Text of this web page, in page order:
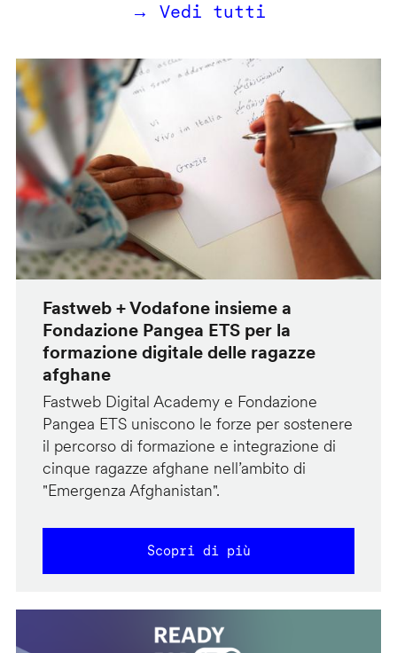
→ Vedi tutti
Fastweb + Vodafone insieme a
Fondazione Pangea ETS per la
formazione digitale delle ragazze
afghane
Fastweb Digital Academy e Fondazione
Pangea ETS uniscono le forze per sostenere
il percorso di formazione e integrazione di
cinque ragazze afghane nell’ambito di
"Emergenza Afghanistan".
Scopri di più